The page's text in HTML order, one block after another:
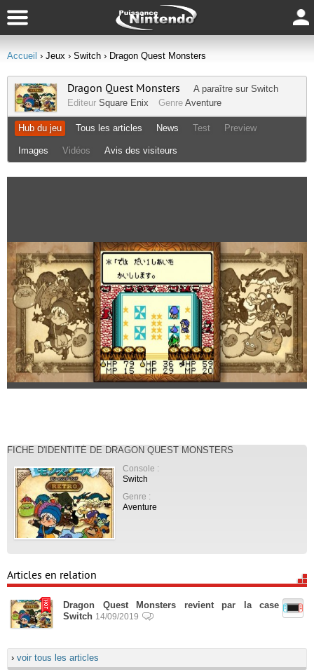
Accueil › Jeux › Switch › Dragon Quest Monsters
Dragon Quest Monsters A paraître sur Switch
Editeur Square Enix Genre Aventure
Hub du jeu Tous les articles News Test Preview
Images Vidéos Avis des visiteurs
FICHE D'IDENTITÉ DE DRAGON QUEST MONSTERS
Console :
Switch
Genre :
Aventure
Articles en relation
Dragon Quest Monsters revient par la case
Switch 14/09/2019
› voir tous les articles